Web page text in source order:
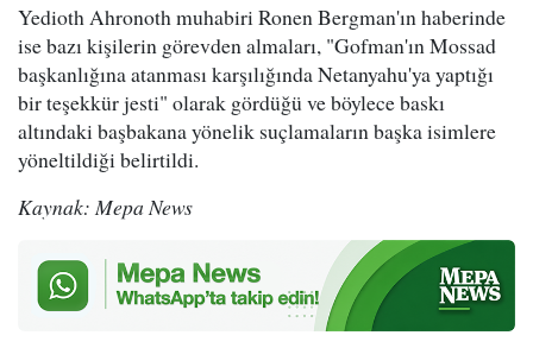
Yedioth Ahronoth muhabiri Ronen Bergman'ın haberinde
ise bazı kişilerin görevden almaları, "Gofman'ın Mossad
başkanlığına atanması karşılığında Netanyahu'ya yaptığı
bir teşekkür jesti" olarak gördüğü ve böylece baskı
altındaki başbakana yönelik suçlamaların başka isimlere
yöneltildiği belirtildi.
Kaynak: Mepa News